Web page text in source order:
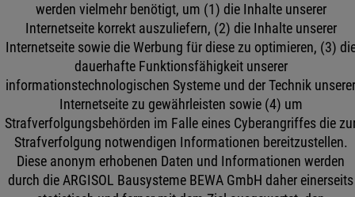
werden vielmehr benötigt, um (1) die Inhalte unserer
Internetseite korrekt auszuliefern, (2) die Inhalte unserer
Internetseite sowie die Werbung für diese zu optimieren, (3)
dauerhafte Funktionsfähigkeit unserer
informationstechnologischen Systeme und der Technik
Internetseite zu gewährleisten sowie (4) um
Strafverfolgungsbehörden im Falle eines Cyberangriffes die
Strafverfolgung notwendigen Informationen bereitzustellen.
Diese anonym erhobenen Daten und Informationen werden
durch die ARGISOL Bausysteme BEWA GmbH daher einerseits